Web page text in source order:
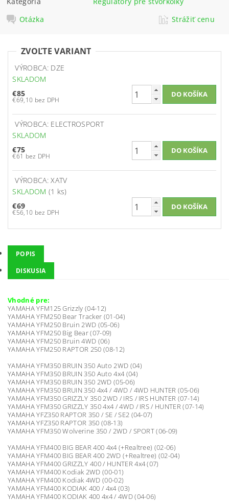
Otázka
Strážiť cenu
ZVOĽTE VARIANT
VÝROBCA: DZE
SKLADOM
€85
€69,10 bez DPH
VÝROBCA: ELECTROSPORT
SKLADOM
€75
€61 bez DPH
VÝROBCA: XATV
SKLADOM (1 ks)
€69
€56,10 bez DPH
POPIS
DISKUSIA
Vhodné pre:
YAMAHA YFM125 Grizzly (04-12)
YAMAHA YFM250 Bear Tracker (01-04)
YAMAHA YFM250 Bruin 2WD (05-06)
YAMAHA YFM250 Big Bear (07-09)
YAMAHA YFM250 Bruin 4WD (06)
YAMAHA YFM250 RAPTOR 250 (08-12)
YAMAHA YFM350 BRUIN 350 Auto 2WD (04)
YAMAHA YFM350 BRUIN 350 Auto 4x4 (04)
YAMAHA YFM350 BRUIN 350 2WD (05-06)
YAMAHA YFM350 BRUIN 350 4x4 / 4WD / 4WD HUNTER (05-06)
YAMAHA YFM350 GRIZZLY 350 2WD / IRS / IRS HUNTER (07-14)
YAMAHA YFM350 GRIZZLY 350 4x4 / 4WD / IRS / HUNTER (07-14)
YAMAHA YFZ350 RAPTOR 350 / SE / SE2 (04-07)
YAMAHA YFZ350 RAPTOR 350 (08-13)
YAMAHA YFM350 Wolverine 350 / 2WD / SPORT (06-09)
YAMAHA YFM400 BIG BEAR 400 4x4 (+Realtree) (02-06)
YAMAHA YFM400 BIG BEAR 400 2WD (+Realtree) (02-04)
YAMAHA YFM400 GRIZZLY 400 / HUNTER 4x4 (07)
YAMAHA YFM400 Kodiak 2WD (00-01)
YAMAHA YFM400 Kodiak 4WD (00-02)
YAMAHA YFM400 KODIAK 400 / 4x4 (03)
YAMAHA YFM400 KODIAK 400 4x4 / 4WD (04-06)